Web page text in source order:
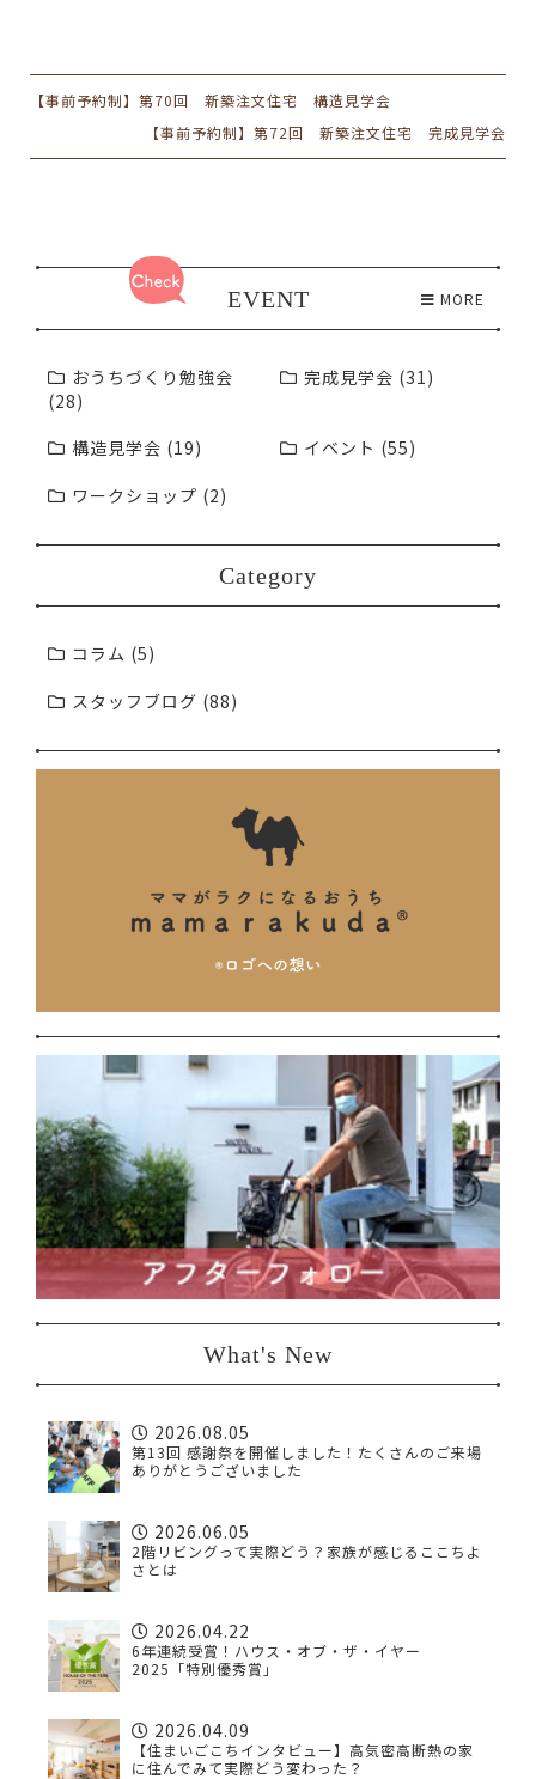
【事前予約制】第70回 新築注文住宅 構造見学会
【事前予約制】第72回 新築注文住宅 完成見学会
EVENT MORE
おうちづくり勉強会
(28)
完成見学会 (31)
構造見学会 (19)
イベント (55)
ワークショップ (2)
Category
コラム (5)
スタッフブログ (88)
What's New
2026.08.05
第13回 感謝祭を開催しました！たくさんのご来場
ありがとうございました
2026.06.05
2階リビングって実際どう？家族が感じるここちよ
さとは
2026.04.22
6年連続受賞！ハウス・オブ・ザ・イヤー
2025「特別優秀賞」
2026.04.09
【住まいごこちインタビュー】高気密高断熱の家
に住んでみて実際どう変わった？